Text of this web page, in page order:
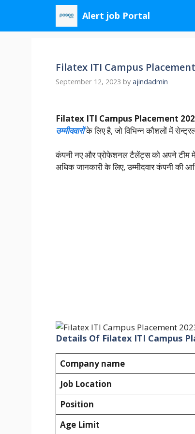
content
Alert job Portal
Filatex ITI Campus
September 12, 2023 by ajindadmin
Filatex ITI Campus Placement
उम्मीदवारोंके लिए है, जो विभिन्न कौशलों में
कंपनी नए और प्रोफेशनल टैलेंट्स को अपने टीम में
अधिक जानकारी के लिए, उम्मीदवार कंपनी की
Details Of Filatex ITI Campus
Company name
Job Location
Position
Age Limit